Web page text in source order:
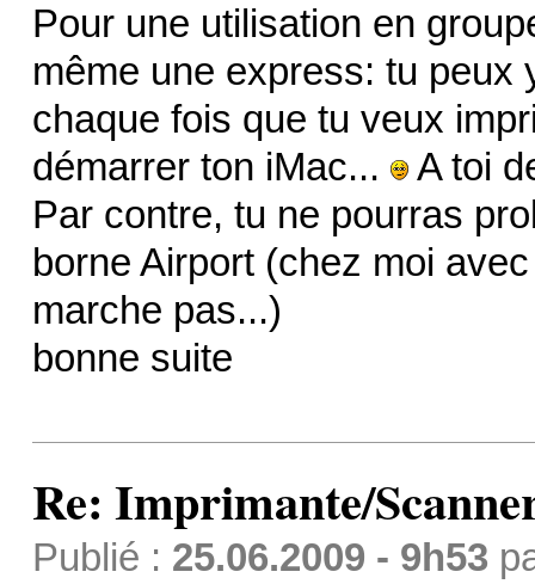
Pour une utilisation en
même une express: tu peux
chaque fois que tu veux
démarrer ton iMac...
A toi
Par contre, tu ne pourras
borne Airport (chez moi
marche pas...)
bonne suite
Re: Imprimante/
Publié : 25.06.2009 - 9h53